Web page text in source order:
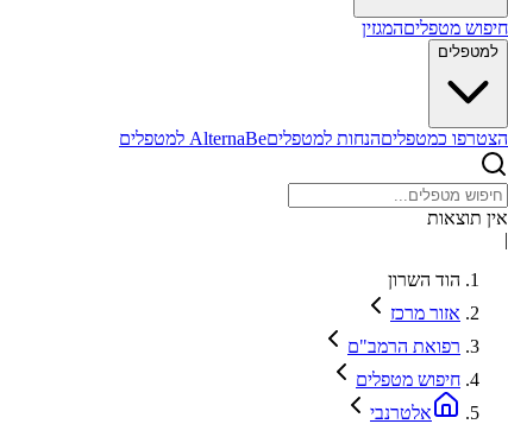
חיפוש מטפליםהמגזין
למטפלים
הצטרפו כמטפליםהנחות למטפליםAlternaBe למטפלים
אין תוצאות
|
הוד השרון
אזור מרכז
רפואת הרמב"ם
חיפוש מטפלים
אלטרנבי